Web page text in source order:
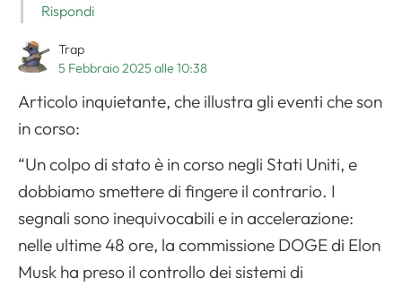
Rispondi
Trap
5 Febbraio 2025 alle 10:38
Articolo inquietante, che illustra gli eventi che son
in corso:
“Un colpo di stato è in corso negli Stati Uniti, e
dobbiamo smettere di fingere il contrario. I
segnali sono inequivocabili e in accelerazione:
nelle ultime 48 ore, la commissione DOGE di Elon
Musk ha preso il controllo dei sistemi di